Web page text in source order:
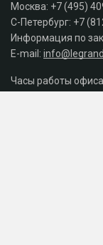
Москва: +7 (495)
С-Петербург: +7
Информация по
E-mail:
Часы работы